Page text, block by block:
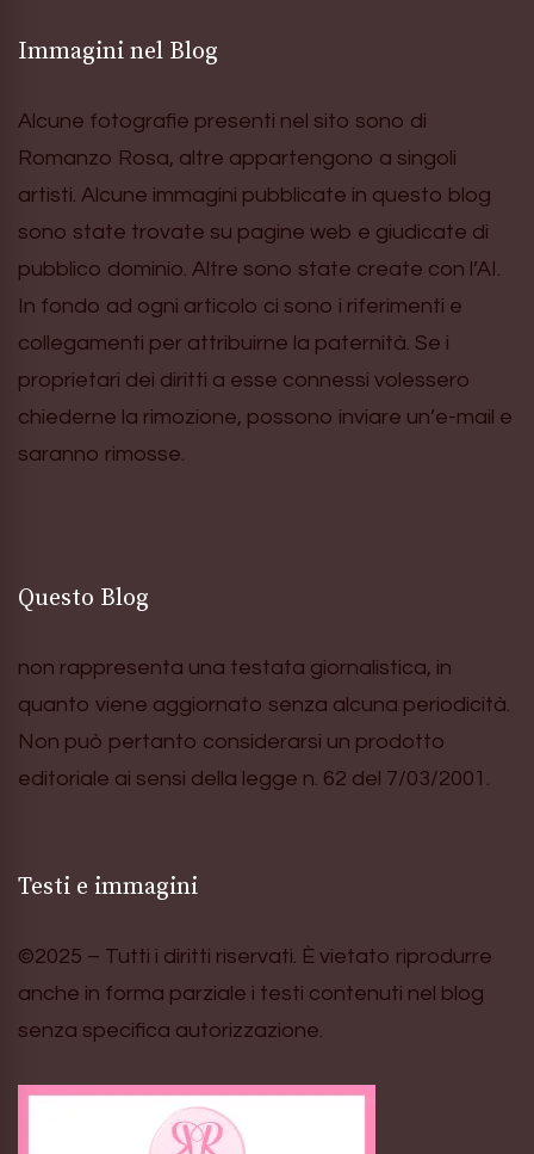
Immagini nel Blog
Alcune fotografie presenti nel sito sono di
Romanzo Rosa, altre appartengono a singoli
artisti. Alcune immagini pubblicate in questo blog
sono state trovate su pagine web e giudicate di
pubblico dominio. Altre sono state create con l’AI.
In fondo ad ogni articolo ci sono i riferimenti e
collegamenti per attribuirne la paternità. Se i
proprietari dei diritti a esse connessi volessero
chiederne la rimozione, possono inviare un’e-mail e
saranno rimosse.
Questo Blog
non rappresenta una testata giornalistica, in
quanto viene aggiornato senza alcuna periodicità.
Non può pertanto considerarsi un prodotto
editoriale ai sensi della legge n. 62 del 7/03/2001.
Testi e immagini
©2025 – Tutti i diritti riservati. È vietato riprodurre
anche in forma parziale i testi contenuti nel blog
senza specifica autorizzazione.